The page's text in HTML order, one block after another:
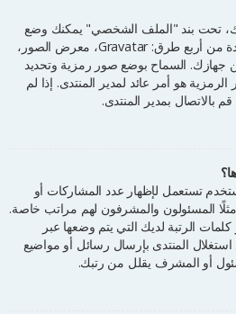
تحت بند "الملف الشخصي" يمكنك وضع
صورة رمزية لك عن طريق واحدة من أربع طرق: Gravatar، معرض الصور،
السماح بوضع صور رمزية وتحديد
هو أمر عائد لمدير المنتدى. إذا لم
بالاتصال بمدير المنتدى.
تستعمل لإظهار عدد المشاركات أو
المسئولون والمشرفون لهم مراتب خاصة.
الرتبة لديك التي يتم وضعها عبر
المنتدى بإرسال رسائل أو مواضيع
أو المشرف يقلل من رتبك.